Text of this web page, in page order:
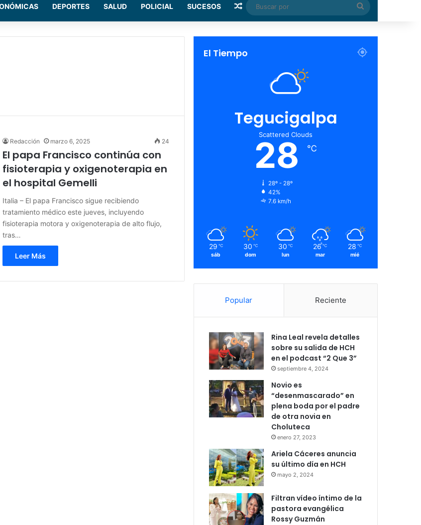
DEPORTES SALUD POLICIAL SUCESOS Random Article
Buscar
por
Redacción marzo 6, 2025 24
El papa Francisco continúa con
fisioterapia y oxigenoterapia en
el hospital Gemelli
Italia – El papa Francisco sigue recibiendo
tratamiento médico este jueves, incluyendo
fisioterapia motora y oxigenoterapia de alto flujo,
tras…
Leer Más
El Tiempo
Tegucigalpa
Scattered Clouds
28 ℃
28º - 28º
42%
7.6 km/h
29 ℃
sáb
30 ℃
dom
30 ℃
lun
26 ℃
mar
28 ℃
mié
Popular Reciente
Rina Leal revela detalles
sobre su salida de HCH
en el podcast “2 Que 3”
septiembre 4, 2024
Novio es
“desenmascarado” en
plena boda por el padre
de otra novia en
Choluteca
enero 27, 2023
Ariela Cáceres anuncia
su último día en HCH
mayo 2, 2024
Filtran vídeo íntimo de la
pastora evangélica
Rossy Guzmán